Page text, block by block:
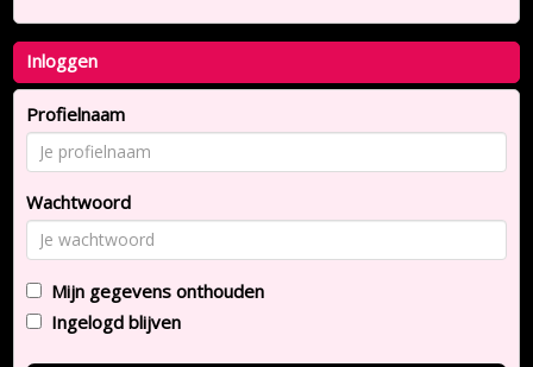
Inloggen
Profielnaam
Wachtwoord
Mijn gegevens onthouden
Ingelogd blijven